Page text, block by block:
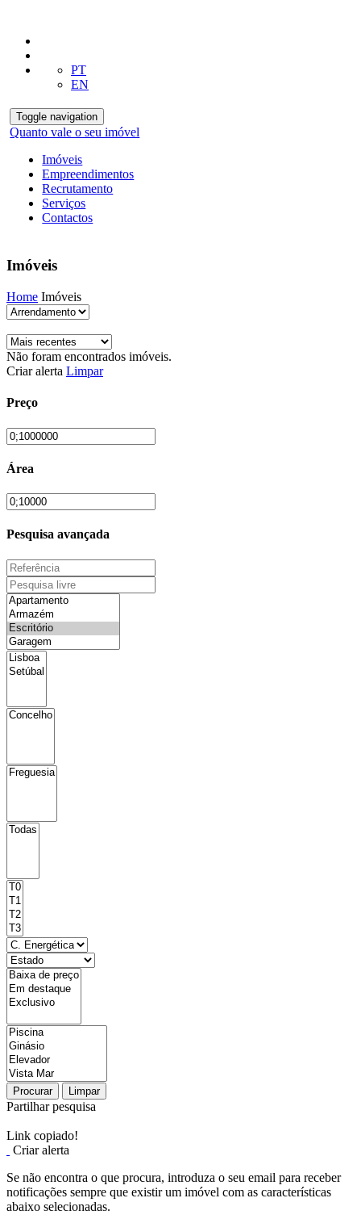
PT
EN
Toggle navigation
Quanto vale o seu imóvel
Imóveis
Empreendimentos
Recrutamento
Serviços
Contactos
Imóveis
Home Imóveis
Não foram encontrados imóveis.
Criar alerta Limpar
Preço
Área
Pesquisa avançada
Procurar Limpar
Partilhar pesquisa
Link copiado!
Criar alerta
Se não encontra o que procura, introduza o seu email para receber
notificações sempre que existir um imóvel com as características
abaixo selecionadas.